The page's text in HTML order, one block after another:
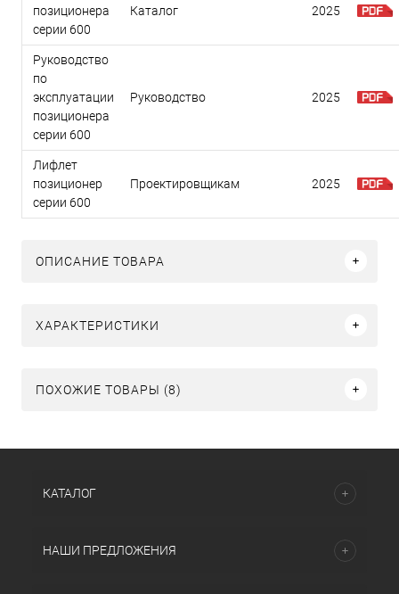
позиционера
серии 600
Каталог 2025
Руководство
по
эксплуатации
позиционера
серии 600
Руководство 2025
Лифлет
позиционер
серии 600
Проектировщикам 2025
ОПИСАНИЕ ТОВАРА
ХАРАКТЕРИСТИКИ
ПОХОЖИЕ ТОВАРЫ (8)
КАТАЛОГ
НАШИ ПРЕДЛОЖЕНИЯ